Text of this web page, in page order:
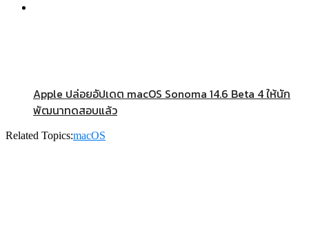
Apple ปล่อยอัปเดต macOS Sonoma 14.6 Beta 4 ให้นัก
พัฒนาทดสอบแล้ว
Related Topics:macOS